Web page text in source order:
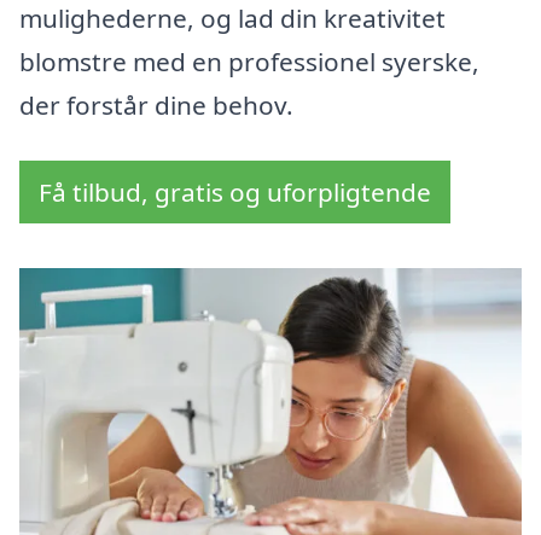
mulighederne, og lad din kreativitet
blomstre med en professionel syerske,
der forstår dine behov.
Få tilbud, gratis og uforpligtende